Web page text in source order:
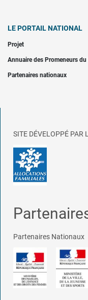
LE PORTAIL NATIONAL
Projet
Annuaire des Promeneurs du
Partenaires nationaux
SITE DÉVELOPPÉ PAR
Partenaires Nationaux